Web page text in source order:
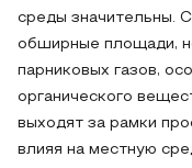
среды значительны.
обширные площади,
парниковых газов,
органического
выходят за рамки
влияя на местную